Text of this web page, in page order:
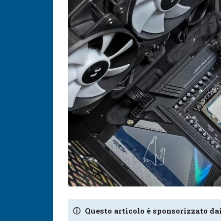
ⓘ Questo articolo è sponsorizzato